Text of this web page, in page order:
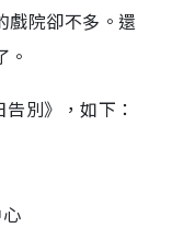
戲院卻不多。還
別》，如下：